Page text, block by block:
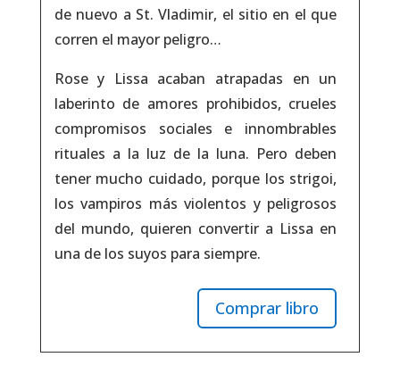
de nuevo a St. Vladimir, el sitio en el que
corren el mayor peligro…
Rose y Lissa acaban atrapadas en un
laberinto de amores prohibidos, crueles
compromisos sociales e innombrables
rituales a la luz de la luna. Pero deben
tener mucho cuidado, porque los strigoi,
los vampiros más violentos y peligrosos
del mundo, quieren convertir a Lissa en
una de los suyos para siempre.
Comprar libro